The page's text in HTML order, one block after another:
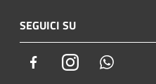
SEGUICI SU
FacebookInstagram